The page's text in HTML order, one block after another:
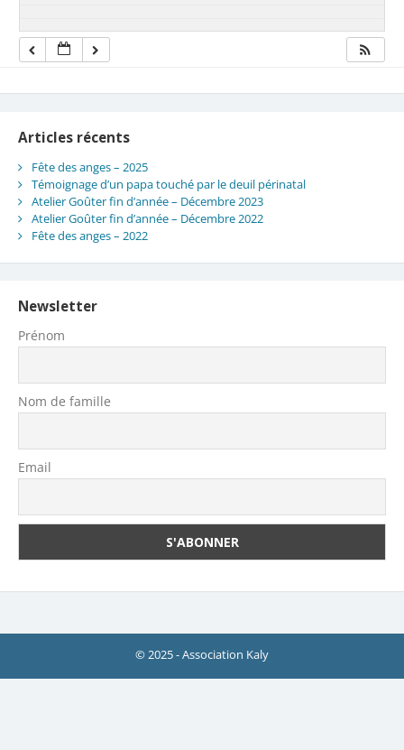
Articles récents
Fête des anges – 2025
Témoignage d’un papa touché par le deuil périnatal
Atelier Goûter fin d’année – Décembre 2023
Atelier Goûter fin d’année – Décembre 2022
Fête des anges – 2022
Newsletter
Prénom
Nom de famille
Email
© 2025 - Association Kaly